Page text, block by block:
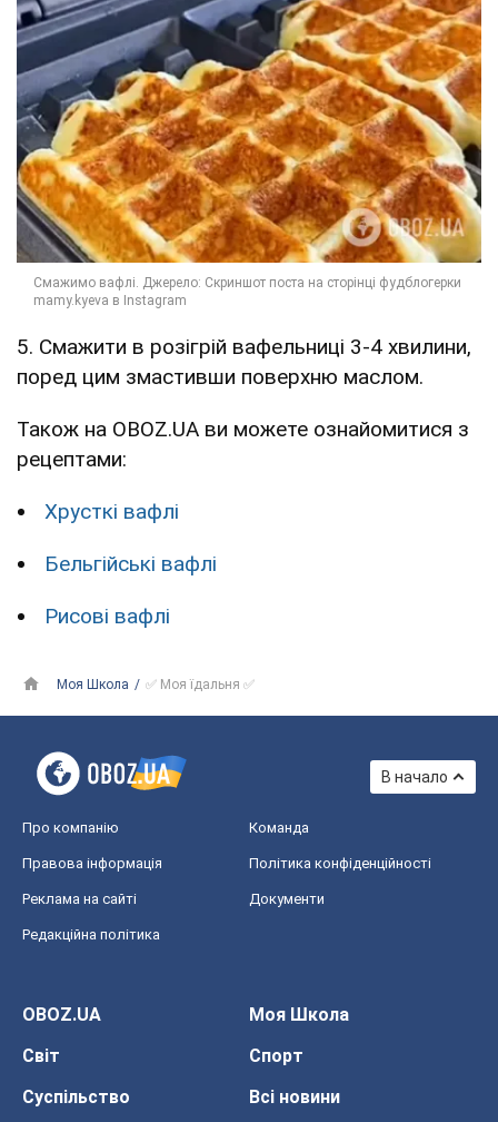
5. Смажити в розігрій вафельниці 3-4 хвилини,
поред цим змастивши поверхню маслом.
Також на OBOZ.UA ви можете ознайомитися з
рецептами:
Хрусткі вафлі
Бельгійські вафлі
Рисові вафлі
Моя Школа ✅ Моя їдальня ✅
В начало
Про компанію Команда
Правова інформація Політика конфіденційності
Реклама на сайті Документи
Редакційна політика
OBOZ.UA
Моя Школа
Світ
Спорт
Суспільство
Всі новини